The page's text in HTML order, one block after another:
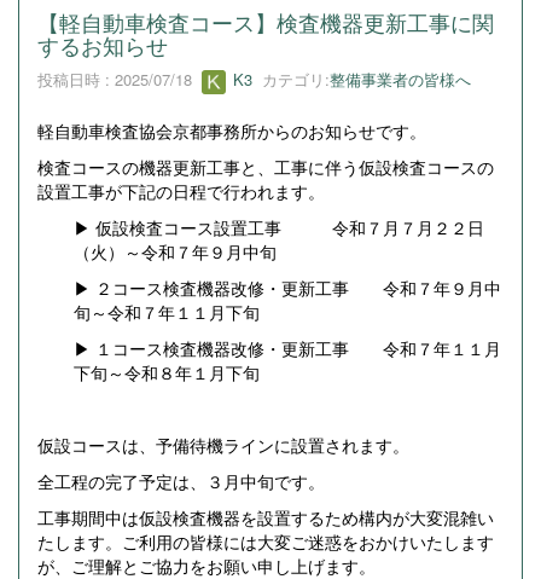
【軽自動車検査コース】検査機器更新工事に関
するお知らせ
投稿日時 : 2025/07/18 K3 カテゴリ:整備事業者の皆様へ
軽自動車検査協会京都事務所からのお知らせです。
検査コースの機器更新工事と、工事に伴う仮設検査コースの
設置工事が下記の日程で行われます。
▶ 仮設検査コース設置工事 令和７月７月２２日
（火）～令和７年９月中旬
▶ ２コース検査機器改修・更新工事 令和７年９月中
旬～令和７年１１月下旬
▶ １コース検査機器改修・更新工事 令和７年１１月
下旬～令和８年１月下旬
仮設コースは、予備待機ラインに設置されます。
全工程の完了予定は、３月中旬です。
工事期間中は仮設検査機器を設置するため構内が大変混雑い
たします。ご利用の皆様には大変ご迷惑をおかけいたします
が、ご理解とご協力をお願い申し上げます。